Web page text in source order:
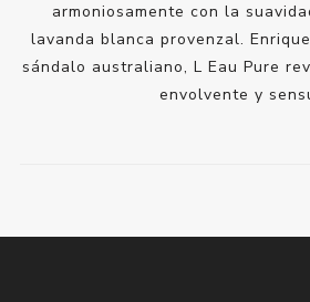
armoniosamente con la
lavanda blanca provenzal.
sándalo australiano, L Eau Pure
envolvente y